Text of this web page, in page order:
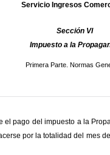
Servicio Ingresos
Sección VI
Impuesto a la
Primera Parte. Normas
el pago del impuesto a la
por la totalidad del mes